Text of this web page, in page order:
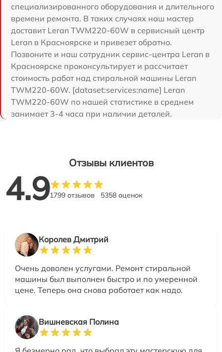
специализированного оборудования и длительного
времени ремонта. В таких случаях наш мастер
доставит Leran TWM220-60W в сервисный центр
Leran в Красноярске и привезет обратно.
Позвоните и наш сотрудник сервис-центра Leran в
Красноярске проконсультирует и рассчитает
стоимость работ над стиральной машины Leran
TWM220-60W. [dataset:services:name] Leran
TWM220-60W по нашей статистике в среднем
занимает 3-4 часа при наличии деталей.
Отзывы клиентов
4.91799 отзывов 5358 оценок
Королев Дмитрий
Очень доволен услугами. Ремонт стиральной
машины был выполнен быстро и по умеренной
цене. Теперь она снова работает как надо.
Вишневская Полина